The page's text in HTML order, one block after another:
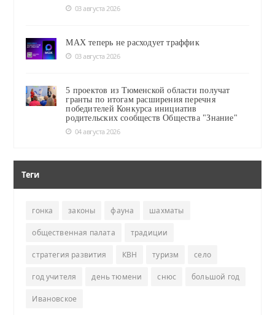
03 августа 2026
MAX теперь не расходует траффик
03 августа 2026
5 проектов из Тюменской области получат
гранты по итогам расширения перечня
победителей Конкурса инициатив
родительских сообществ Общества "Знание"
04 августа 2026
Теги
гонка законы фауна шахматы
общественная палата традиции
стратегия развития КВН туризм село
год учителя день тюмени снюс большой год
Ивановское